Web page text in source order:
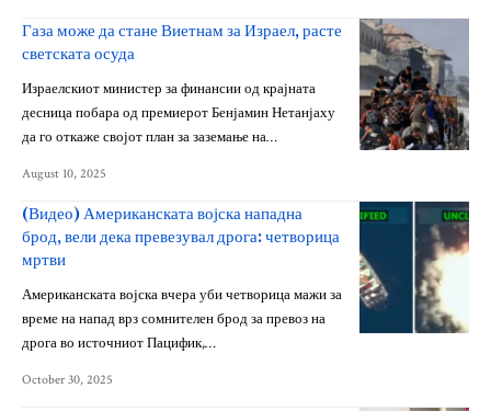
Газа може да стане Виетнам за Израел, расте
светската осуда
Израелскиот министер за финансии од крајната
десница побара од премиерот Бенјамин Нетанјаху
да го откаже својот план за заземање на…
August 10, 2025
(Видео) Американската војска нападна
брод, вели дека превезувал дрога: четворица
мртви
Американската војска вчера уби четворица мажи за
време на напад врз сомнителен брод за превоз на
дрога во источниот Пацифик,…
October 30, 2025